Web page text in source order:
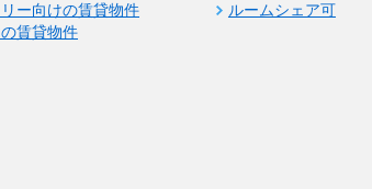
ー向けの賃貸物件
ルームシェア可
賃貸物件